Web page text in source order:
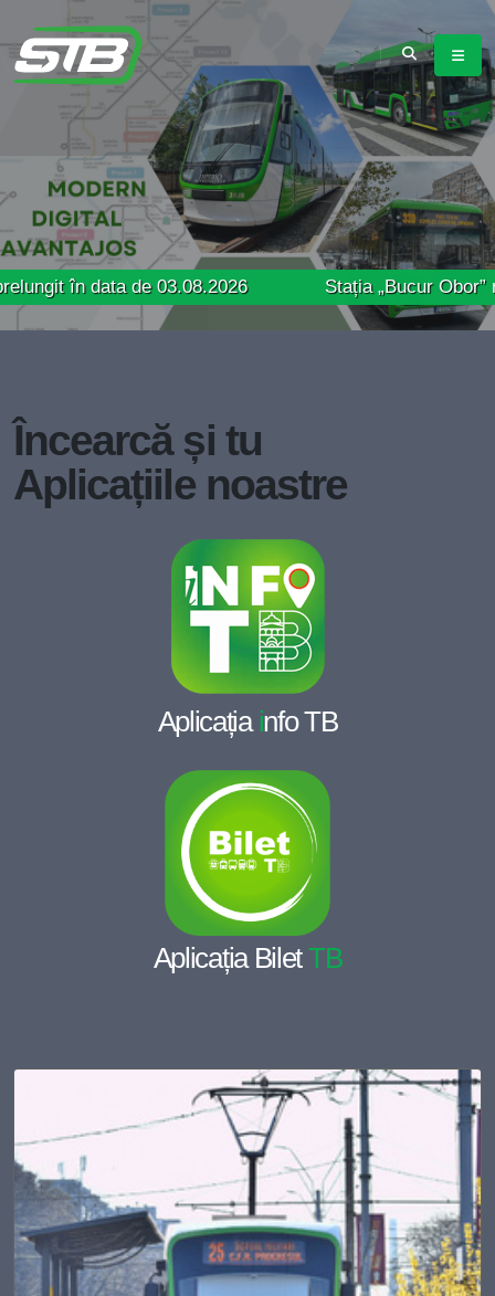
de 03.08.2026 Stația „Bucur Obor” revine pe
Încearcă și tu
Aplicațiile noastre
Aplicația info TB
Aplicația BiletTB